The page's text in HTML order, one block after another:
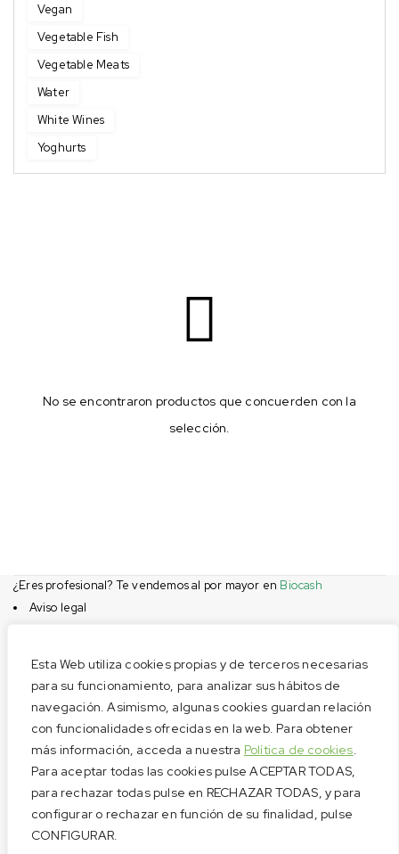
Esta Web utiliza cookies propias y de terceros necesarias
para su funcionamiento, para analizar sus hábitos de
navegación. Asimismo, algunas cookies guardan relación
con funcionalidades ofrecidas en la web. Para obtener
más información, acceda a nuestra Política de cookies.
Para aceptar todas las cookies pulse ACEPTAR TODAS,
para rechazar todas pulse en RECHAZAR TODAS, y para
configurar o rechazar en función de su finalidad, pulse
CONFIGURAR.
Vegan
Vegetable Fish
Vegetable Meats
Water
White Wines
Yoghurts
No se encontraron productos que concuerden con la
selección.
¿Eres profesional? Te vendemos al por mayor en Biocash
Aviso legal
Privacidad
Cookies
Condiciones de compra
Privacidad
Cookies